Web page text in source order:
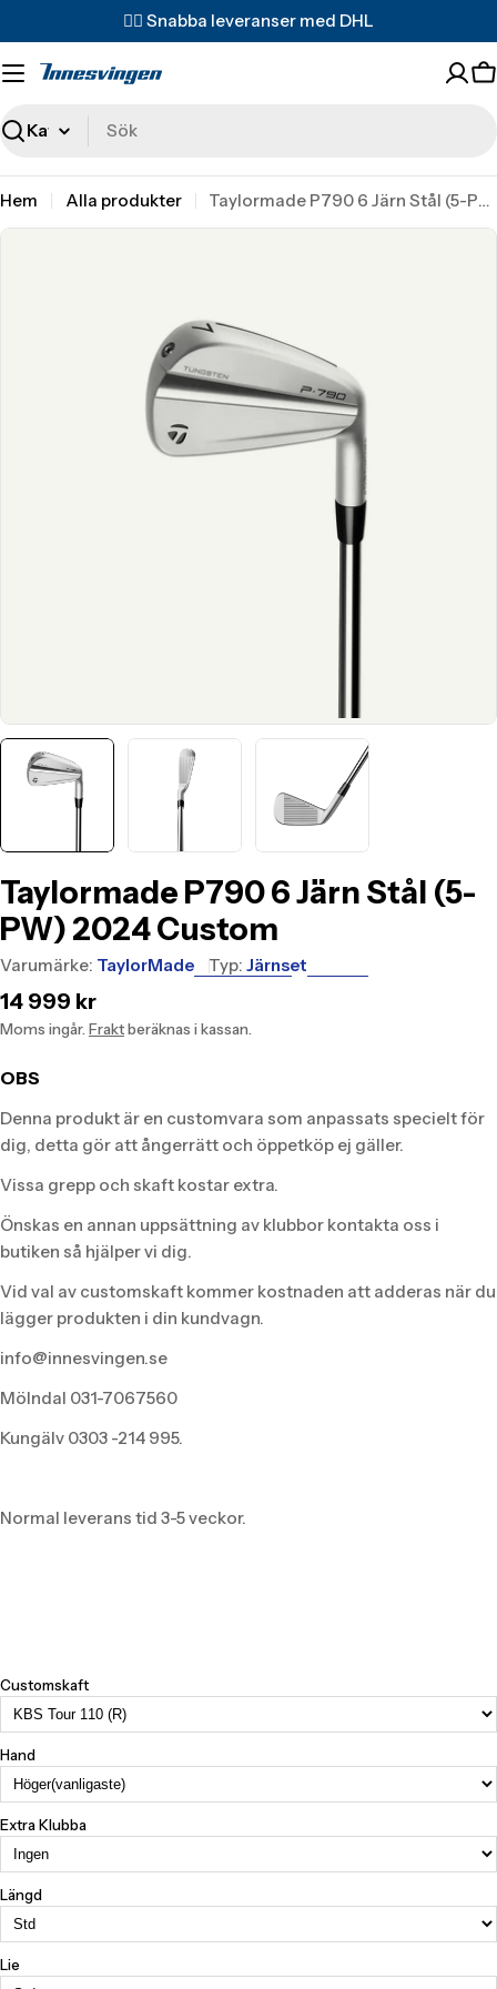
missing:
sv.accessibility.skip_to_text
✌🏼 Snabba leveranser med DHL
Sök
Hem Alla produkter
Taylormade P790 6 Järn Stål (5-PW) 2024 Custom
Translation
Translation missing: sv.products.product.media.open_media
Taylormade P790 6 Järn Stål (5-
PW) 2024 Custom
Varumärke: TaylorMade Typ: Järnset
Translation
missing:
14 999 kr
Moms ingår. Fraktberäknas i kassan.
OBS
Denna produkt är en customvara som anpassats specielt för
dig, detta gör att ångerrätt och öppetköp ej gäller.
Vissa grepp och skaft kostar extra.
Önskas en annan uppsättning av klubbor kontakta oss i
butiken så hjälper vi dig.
Vid val av customskaft kommer kostnaden att adderas när du
lägger produkten i din kundvagn.
info@innesvingen.se
Mölndal 031-7067560
Kungälv 0303 -214 995.
Normal leverans tid 3-5 veckor.
Customskaft
Hand
Extra Klubba
Längd
Lie